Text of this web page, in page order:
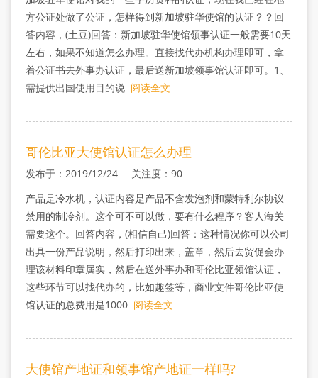
方公证处做了公证，怎样得到新加坡驻华使馆的认证？？回
答内容，(土豆)回答：新加坡驻华使馆领事认证一般需要10天
左右，如果不知道怎么办理。直接找代办机构办理即可，拿
着公证书去外事办认证，最后送新加坡领事馆认证即可。1、
需提供出国使用目的说 阅读全文
哥伦比亚大使馆认证怎么办理
发布于：2019/12/24 关注度：90
产品是冷水机，认证内容是产品不含发泡剂和蒙特利尔协议
禁用的制冷剂。这个可不可以做，要有什么程序？客人海关
需要这个。回答内容，(相信自己)回答：这种情况你可以公司
出具一份产品说明，然后打印出来，盖章，然后去贸促会办
理该材料印章属实，然后在送外事办和哥伦比亚领馆认证，
这些环节可以找代办的，比如趣签等，商业文件哥伦比亚使
馆认证的总费用是1000 阅读全文
大使馆产地证和领事馆产地证一样吗?